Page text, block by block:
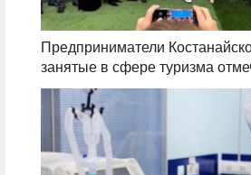
Предприниматели
занятые в сфере туризма